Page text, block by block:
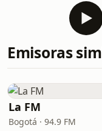
Emisoras
La FM
Bogotá · 94.9 FM